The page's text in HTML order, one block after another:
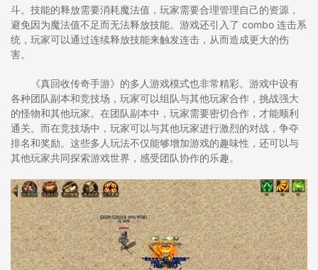
斗。技能的释放需要消耗魔法值，玩家需要合理管理自己的资源，
避免因为魔法值不足而无法释放技能。游戏还引入了 combo 连击系
统，玩家可以通过连续释放技能来触发连击，从而造成更大的伤
害。
《真回收传奇手游》的多人游戏模式也非常精彩。游戏中设有
各种团队副本和竞技场，玩家可以组队与其他玩家合作，挑战强大
的怪物和其他玩家。在团队副本中，玩家需要密切合作，才能顺利
通关。而在竞技场中，玩家可以与其他玩家进行激烈的对战，争夺
排名和奖励。这些多人玩法不仅能够增加游戏的趣味性，还可以与
其他玩家共同探索游戏世界，感受团队协作的乐趣。